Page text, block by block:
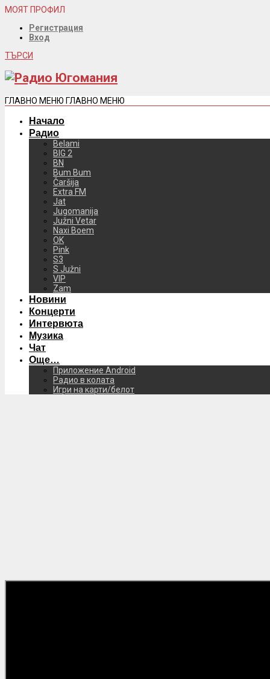
МОЯТ ПРОФИЛ
Регистрация
Вход
ТЪРСИ
ГЛАВНО МЕНЮ ГЛАВНО МЕНЮ
Начало
Радио
Belami
BIG 2
BN
Bum Bum
Čaršija
Extra FM
Jat
Jugomanija
Južni Vetar
Naxi Boem
OK
Pink
S3
S Južni
VIP
Zam
Новини
Концерти
Интервюта
Музика
Чат
Още…
Приложение Android
Радио в колата
Игри на карти/белот